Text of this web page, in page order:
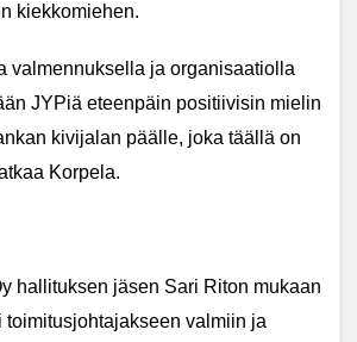
kiekkomiehen.
valmennuksella ja organisaatiolla
JYPiä eteenpäin positiivisin mielin
kivijalan päälle, joka täällä on
Korpela.
hallituksen jäsen Sari Riton mukaan
toimitusjohtajakseen valmiin ja